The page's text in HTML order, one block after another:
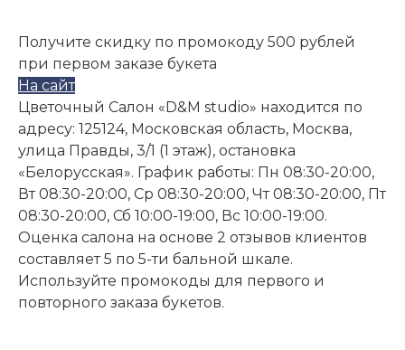
Получите скидку по промокоду 500 рублей
при первом заказе букета
На сайт
Цветочный Салон «D&M studio» находится по
адресу: 125124, Московская область, Москва,
улица Правды, 3/1 (1 этаж), остановка
«Белорусская». График работы: Пн 08:30-20:00,
Вт 08:30-20:00, Ср 08:30-20:00, Чт 08:30-20:00, Пт
08:30-20:00, Сб 10:00-19:00, Вс 10:00-19:00.
Оценка салона на основе 2 отзывов клиентов
составляет 5 по 5-ти бальной шкале.
Используйте промокоды для первого и
повторного заказа букетов.